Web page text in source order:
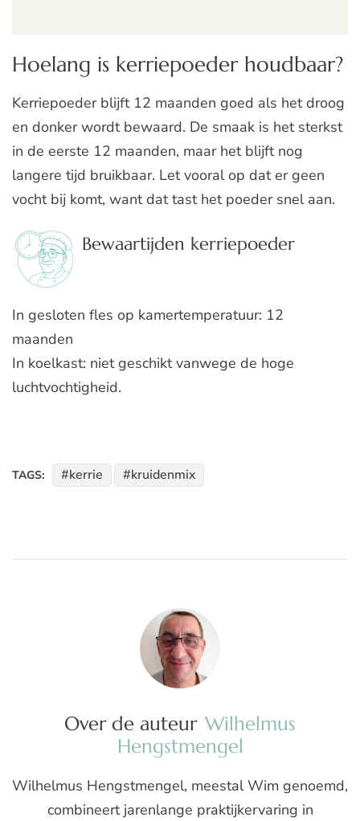
Hoelang is kerriepoeder houdbaar?
Kerriepoeder blijft 12 maanden goed als het droog
en donker wordt bewaard. De smaak is het sterkst
in de eerste 12 maanden, maar het blijft nog
langere tijd bruikbaar. Let vooral op dat er geen
vocht bij komt, want dat tast het poeder snel aan.
Bewaartijden kerriepoeder
In gesloten fles op kamertemperatuur: 12
maanden
In koelkast: niet geschikt vanwege de hoge
luchtvochtigheid.
TAGS: kerrie kruidenmix
Over de auteur Wilhelmus
Hengstmengel
Wilhelmus Hengstmengel, meestal Wim genoemd,
combineert jarenlange praktijkervaring in